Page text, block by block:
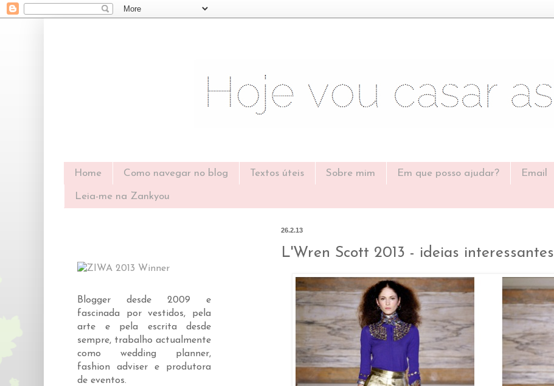
Home Como navegar no blog Textos úteis Sobre mim Em que posso ajudar? Email
Leia-me na Zankyou
26.2.13
L'Wren Scott 2013 - ideias interessantes
Blogger desde 2009 e
fascinada por vestidos, pela
arte e pela escrita desde
sempre, trabalho actualmente
como wedding planner,
fashion adviser e produtora
de eventos.